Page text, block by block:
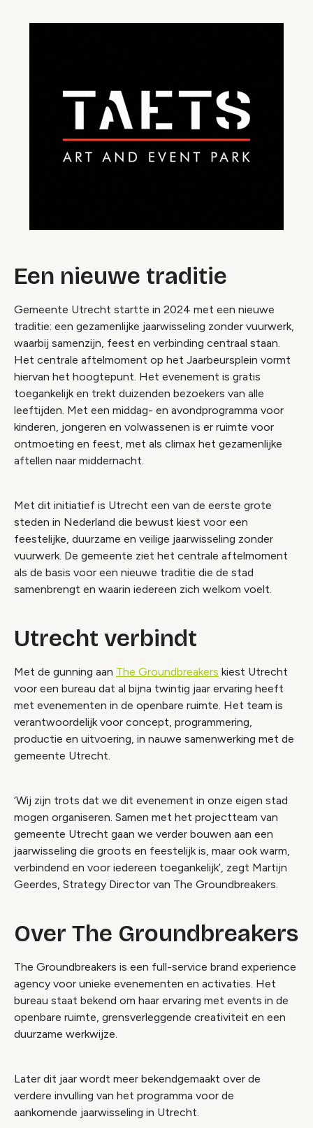
Een nieuwe traditie
Gemeente Utrecht startte in 2024 met een nieuwe
traditie: een gezamenlijke jaarwisseling zonder vuurwerk,
waarbij samenzijn, feest en verbinding centraal staan.
Het centrale aftelmoment op het Jaarbeursplein vormt
hiervan het hoogtepunt. Het evenement is gratis
toegankelijk en trekt duizenden bezoekers van alle
leeftijden. Met een middag- en avondprogramma voor
kinderen, jongeren en volwassenen is er ruimte voor
ontmoeting en feest, met als climax het gezamenlijke
aftellen naar middernacht.
Met dit initiatief is Utrecht een van de eerste grote
steden in Nederland die bewust kiest voor een
feestelijke, duurzame en veilige jaarwisseling zonder
vuurwerk. De gemeente ziet het centrale aftelmoment
als de basis voor een nieuwe traditie die de stad
samenbrengt en waarin iedereen zich welkom voelt.
Utrecht verbindt
Met de gunning aan The Groundbreakers kiest Utrecht
voor een bureau dat al bijna twintig jaar ervaring heeft
met evenementen in de openbare ruimte. Het team is
verantwoordelijk voor concept, programmering,
productie en uitvoering, in nauwe samenwerking met de
gemeente Utrecht.
‘Wij zijn trots dat we dit evenement in onze eigen stad
mogen organiseren. Samen met het projectteam van
gemeente Utrecht gaan we verder bouwen aan een
jaarwisseling die groots en feestelijk is, maar ook warm,
verbindend en voor iedereen toegankelijk’, zegt Martijn
Geerdes, Strategy Director van The Groundbreakers.
Over The Groundbreakers
The Groundbreakers is een full-service brand experience
agency voor unieke evenementen en activaties. Het
bureau staat bekend om haar ervaring met events in de
openbare ruimte, grensverleggende creativiteit en een
duurzame werkwijze.
Later dit jaar wordt meer bekendgemaakt over de
verdere invulling van het programma voor de
aankomende jaarwisseling in Utrecht.